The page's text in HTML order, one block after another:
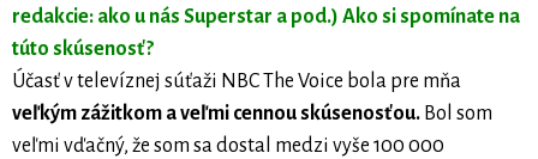
redakcie: ako u nás Superstar a pod.) Ako si spomínate na
túto skúsenosť?
Účasť v televíznej súťaži NBC The Voice bola pre mňa
veľkým zážitkom a veľmi cennou skúsenosťou. Bol som
veľmi vďačný, že som sa dostal medzi vyše 100 000